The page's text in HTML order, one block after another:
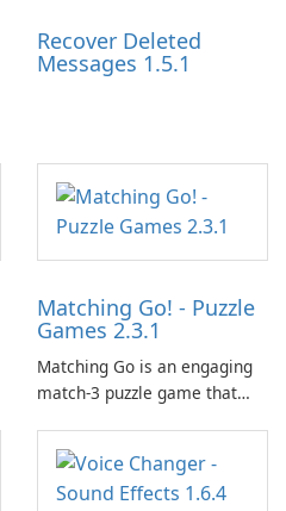
Recover Deleted
Messages 1.5.1
Matching Go! - Puzzle
Games 2.3.1
Matching Go is an engaging
match-3 puzzle game that
and her charming corgi,
Ollie, on an adventurous
journey across diverse